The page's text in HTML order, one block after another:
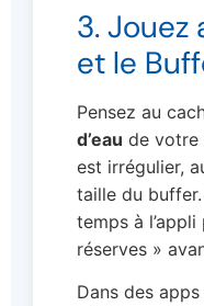
3. Jouez
et le
Pensez au
d’eau de votre
est irrégulier,
taille du
temps à
réserves »
Dans des